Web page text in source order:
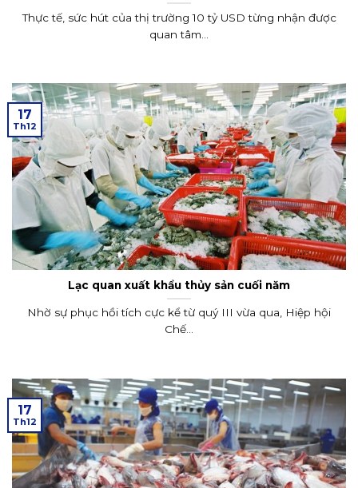
Thực tế, sức hút của thị trường 10 tỷ USD từng nhận được
quan tâm...
Lạc quan xuất khẩu thủy sản cuối năm
Nhờ sự phục hồi tích cực kể từ quý III vừa qua, Hiệp hội
Chế...
17
Th12
17
Th12